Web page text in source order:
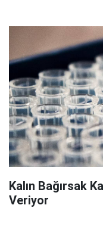
Kalın Bağırsak
Veriyor